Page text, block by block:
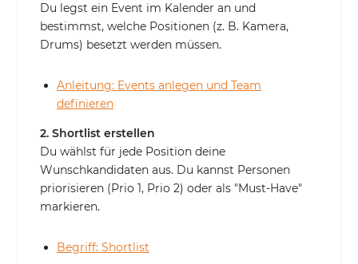
Du legst ein Event im Kalender an und
bestimmst, welche Positionen (z. B. Kamera,
Drums) besetzt werden müssen.
Anleitung: Events anlegen und Team
definieren
2. Shortlist erstellen
Du wählst für jede Position deine
Wunschkandidaten aus. Du kannst Personen
priorisieren (Prio 1, Prio 2) oder als "Must-Have"
markieren.
Begriff: Shortlist